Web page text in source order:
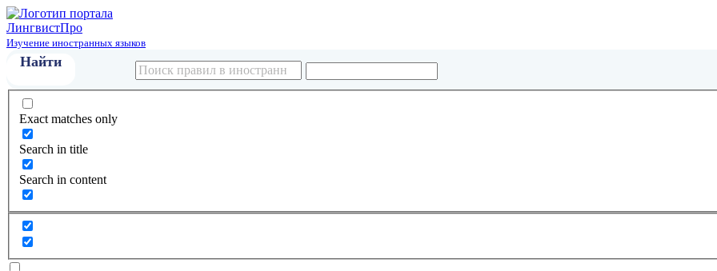
ЛингвистПро
Изучение иностранных языков
Exact matches only
Search in title
Search in content